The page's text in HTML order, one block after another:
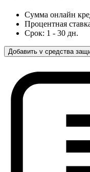
Сумма онлайн
Процентная
Срок: 1 - 30 дн.
Добавить v средства